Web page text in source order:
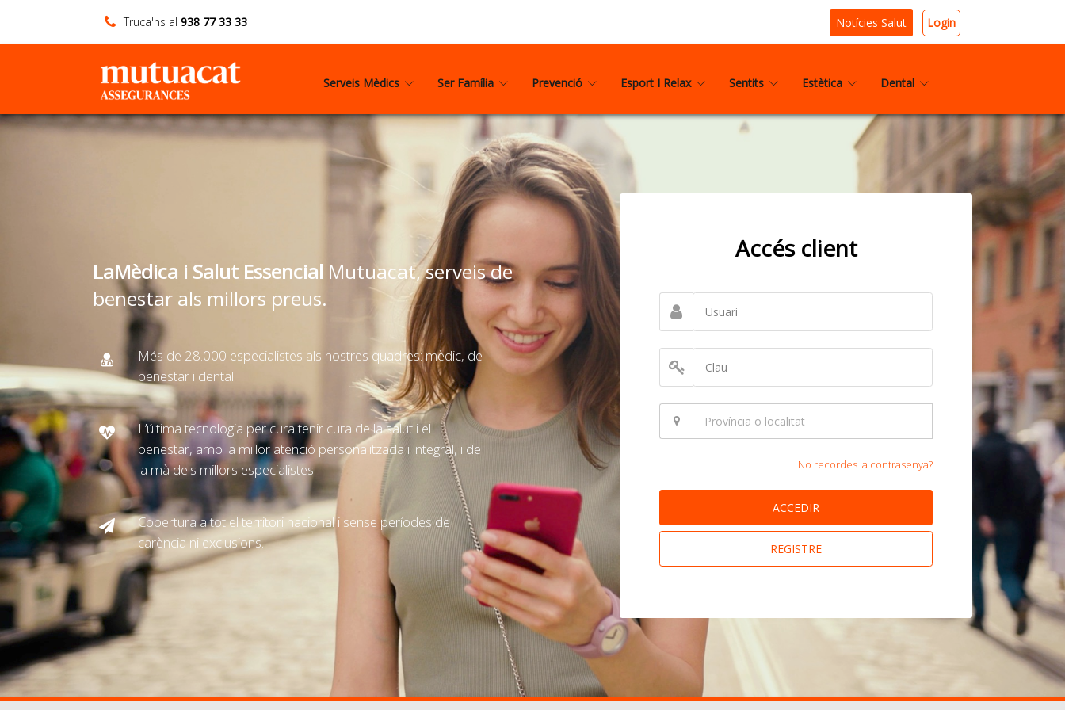
Truca'ns al 938 77 33 33 Notícies Salut Login
Serveis Mèdics Ser Família Prevenció Esport I Relax Sentits Estètica Dental
LaMèdica i Salut Essencial Mutuacat, serveis de
benestar als millors preus.
Més de 28.000 especialistes als nostres quadres: mèdic, de
benestar i dental.
L’última tecnologia per cura tenir cura de la salut i el
benestar, amb la millor atenció personalitzada i integral, i de
la mà dels millors especialistes.
Cobertura a tot el territori nacional i sense períodes de
carència ni exclusions.
Accés client
No recordes la contrasenya?
ACCEDIR
REGISTRE